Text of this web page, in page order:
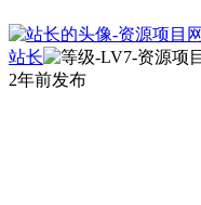
站长
2年前发布